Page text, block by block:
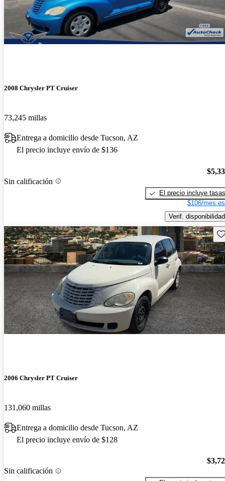
2008 Chrysler PT Cruiser
73,245 millas
Entrega a domicilio desde Tucson, AZ
El precio incluye envío de $136
Sin calificación
El precio incluye tasas
$106/mes
Verif. disponibilidad
2006 Chrysler PT Cruiser
131,060 millas
Entrega a domicilio desde Tucson, AZ
El precio incluye envío de $128
Sin calificación